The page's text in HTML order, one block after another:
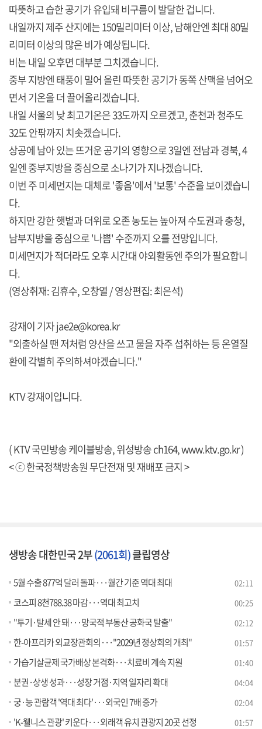
따뜻하고 습한 공기가 유입돼 비구름이 발달한 겁니다.
내일까지 제주 산지에는 150밀리미터 이상, 남해안엔 최대 80밀
리미터 이상의 많은 비가 예상됩니다.
비는 내일 오후면 대부분 그치겠습니다.
중부 지방엔 태풍이 밀어 올린 따뜻한 공기가 동쪽 산맥을 넘어오
면서 기온을 더 끌어올리겠습니다.
내일 서울의 낮 최고기온은 33도까지 오르겠고, 춘천과 청주도
32도 안팎까지 치솟겠습니다.
상공에 남아 있는 뜨거운 공기의 영향으로 3일엔 전남과 경북, 4
일엔 중부지방을 중심으로 소나기가 지나겠습니다.
이번 주 미세먼지는 대체로 '좋음'에서 '보통' 수준을 보이겠습니
다.
하지만 강한 햇볕과 더위로 오존 농도는 높아져 수도권과 충청,
남부지방을 중심으로 '나쁨' 수준까지 오를 전망입니다.
미세먼지가 적더라도 오후 시간대 야외활동엔 주의가 필요합니
다.
(영상취재: 김휴수, 오창열 / 영상편집: 최은석)
강재이 기자 jae2e@korea.kr
"외출하실 땐 저처럼 양산을 쓰고 물을 자주 섭취하는 등 온열질
환에 각별히 주의하셔야겠습니다."
KTV 강재이입니다.
( KTV 국민방송 케이블방송, 위성방송 ch164,www.ktv.go.kr)
< ⓒ 한국정책방송원 무단전재 및 재배포 금지 >
생방송 대한민국 2부(2061회)클립영상
5월 수출 877억 달러 돌파···월간 기준 역대 최대 02:11
코스피 8천788.38 마감···역대 최고치 00:25
"투기·탈세 안 돼···망국적 부동산 공화국 탈출" 02:12
한-아프리카 외교장관회의···"2029년 정상회의 개최" 01:57
가습기살균제 국가배상 본격화···치료비 계속 지원 01:40
분권·상생 성과···성장 거점·지역 일자리 확대 04:04
궁·능 관람객 '역대 최다'···외국인 7배 증가 02:04
'K-웰니스 관광' 키운다···외래객 유치 관광지 20곳 선정 01:57